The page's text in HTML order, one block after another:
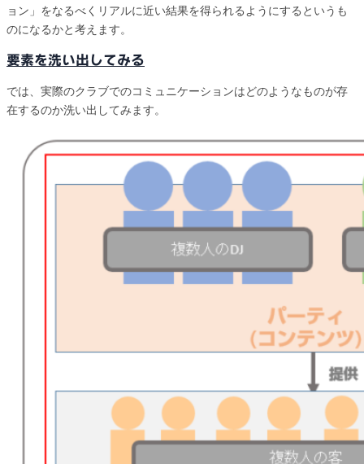
ョン」をなるべくリアルに近い結果を得られるようにするというも
のになるかと考えます。
要素を洗い出してみる
では、実際のクラブでのコミュニケーションはどのようなものが存
在するのか洗い出してみます。